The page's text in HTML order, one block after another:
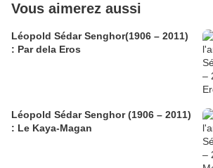
Vous aimerez aussi
Léopold Sédar Senghor(1906 – 2011)
: Par dela Eros
Léopold Sédar Senghor (1906 – 2011)
: Le Kaya-Magan